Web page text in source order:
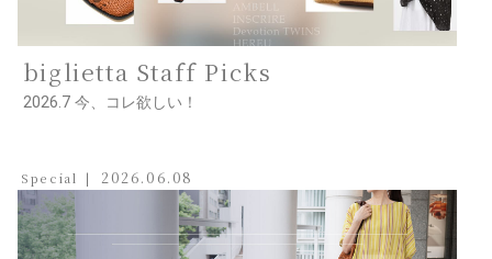
biglietta Staff Picks
2026.7 今、コレ欲しい！
Special 2026.06.08